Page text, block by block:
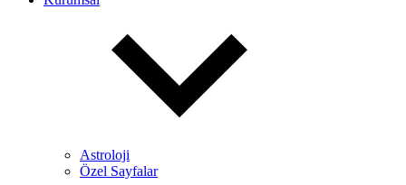
Astroloji
Özel Sayfalar